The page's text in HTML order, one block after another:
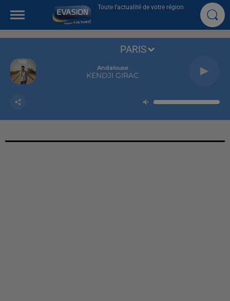
Toute l'actualité de votre région
Andalouse
KENDJI GIRAC
PARIS